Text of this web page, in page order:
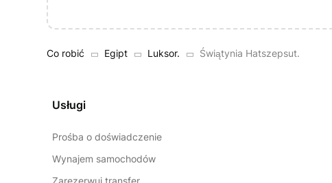
Co robić Egipt Luksor. Świątynia Hatszepsut.
Usługi
Prośba o doświadczenie
Wynajem samochodów